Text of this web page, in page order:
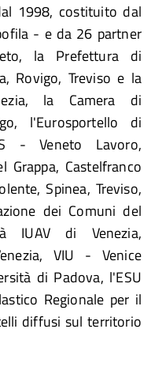
1998, costituito dal
- e da 26 partner
la Prefettura di
Rovigo, Treviso e la
la Camera di
l'Eurosportello di
- Veneto Lavoro,
Castelfranco
Spinea, Treviso,
dei Comuni del
IUAV di Venezia,
VIU - Venice
di Padova, l'ESU
Regionale per il
diffusi sul territorio